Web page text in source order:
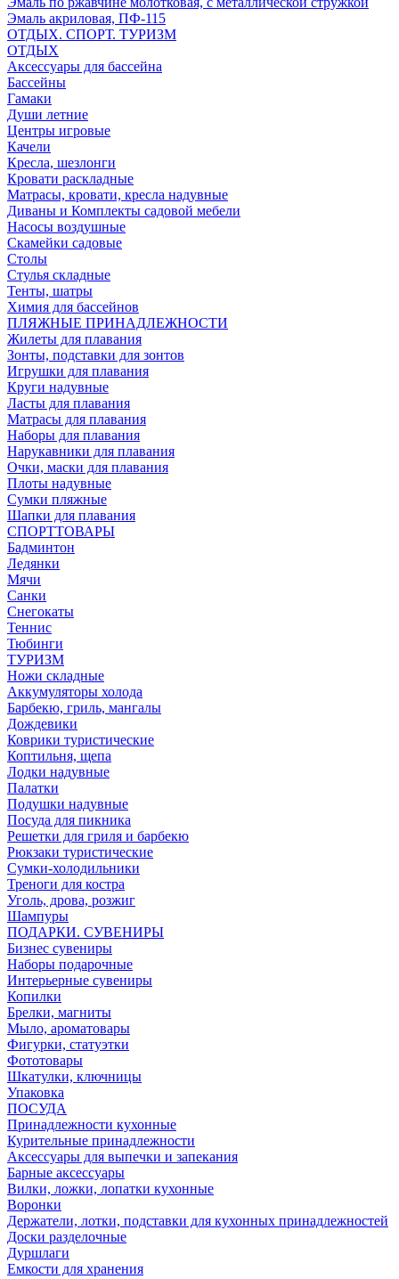
Эмаль акриловая, ПФ-115
ОТДЫХ. СПОРТ. ТУРИЗМ
ОТДЫХ
Аксессуары для бассейна
Бассейны
Гамаки
Души летние
Центры игровые
Качели
Кресла, шезлонги
Кровати раскладные
Матрасы, кровати, кресла надувные
Диваны и Комплекты садовой мебели
Насосы воздушные
Скамейки садовые
Столы
Стулья складные
Тенты, шатры
Химия для бассейнов
ПЛЯЖНЫЕ ПРИНАДЛЕЖНОСТИ
Жилеты для плавания
Зонты, подставки для зонтов
Игрушки для плавания
Круги надувные
Ласты для плавания
Матрасы для плавания
Наборы для плавания
Нарукавники для плавания
Очки, маски для плавания
Плоты надувные
Сумки пляжные
Шапки для плавания
СПОРТТОВАРЫ
Бадминтон
Ледянки
Мячи
Санки
Снегокаты
Теннис
Тюбинги
ТУРИЗМ
Ножи складные
Аккумуляторы холода
Барбекю, гриль, мангалы
Дождевики
Коврики туристические
Коптильня, щепа
Лодки надувные
Палатки
Подушки надувные
Посуда для пикника
Решетки для гриля и барбекю
Рюкзаки туристические
Сумки-холодильники
Треноги для костра
Уголь, дрова, розжиг
Шампуры
ПОДАРКИ. СУВЕНИРЫ
Бизнес сувениры
Наборы подарочные
Интерьерные сувениры
Копилки
Брелки, магниты
Мыло, ароматовары
Фигурки, статуэтки
Фототовары
Шкатулки, ключницы
Упаковка
ПОСУДА
Принадлежности кухонные
Курительные принадлежности
Аксессуары для выпечки и запекания
Барные аксессуары
Вилки, ложки, лопатки кухонные
Воронки
Держатели, лотки, подставки для кухонных принадлежностей
Доски разделочные
Дуршлаги
Емкости для хранения